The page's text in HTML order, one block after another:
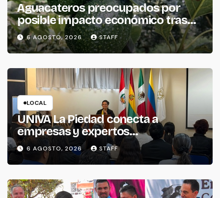
Aguacateros preocupados por
posible impacto económico tras
alerta de Estados Unidos
6 AGOSTO, 2026 STAFF
LOCAL
UNIVA La Piedad conecta a
empresas y expertos
internacionales para impulsar la
productividad empresarial
6 AGOSTO, 2026 STAFF